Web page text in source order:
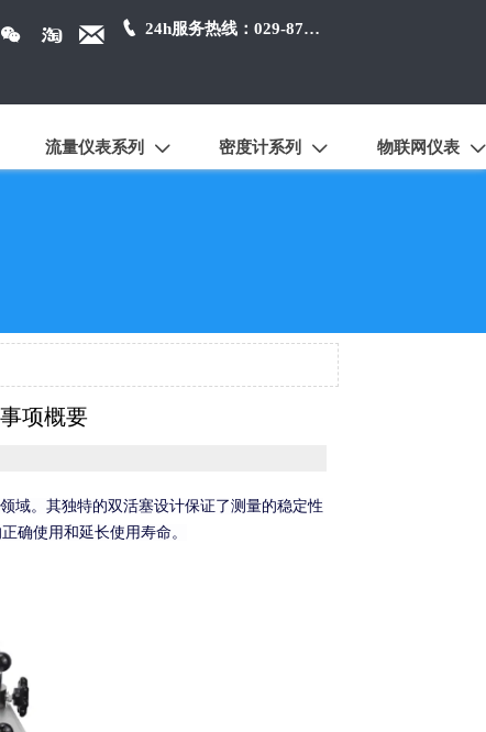
    24h服务热线：029-87384650
流量仪表系列  密度计系列  物联网仪表 
项概要
域。其独特的双活塞设计保证了测量的稳定性
确使用和延长使用寿命。